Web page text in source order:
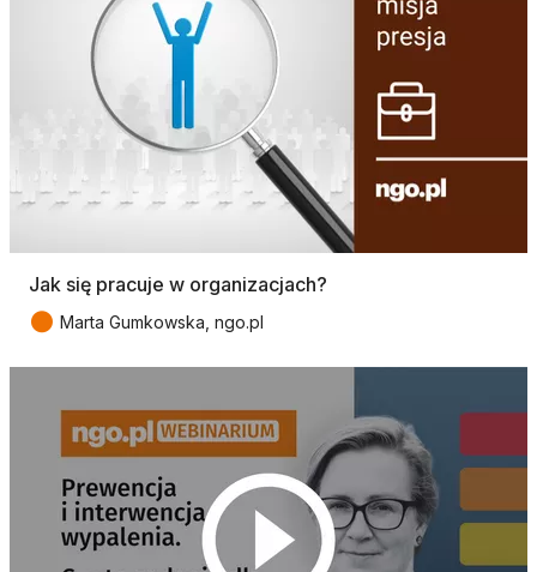
Jak się pracuje w organizacjach?
● Marta Gumkowska, ngo.pl